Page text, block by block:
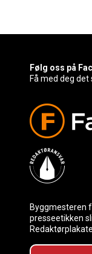
Følg oss på
Få med deg
Byggmesteren
presseetikken